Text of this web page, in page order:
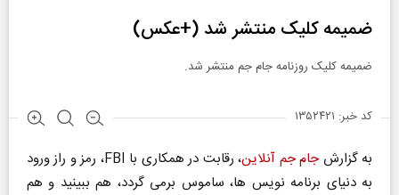
ضمیمه کلیک منتشر شد (+عکس)
ضمیمه کلیک روزنامه جام جم منتشر شد.
کد خبر: ۱۳۵۲۴۲۱
به گزارشجام جم آنلاین
، رقابت در همکاری با FBI، رمز و راز ورود
به دنیای برنامه نویس ها، ساموس برمی گردد، هم ببینید و هم